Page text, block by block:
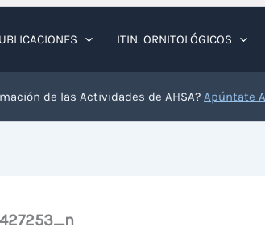
ITIN. ORNITOLÓGICOS
de las Actividades de AHSA? Apúntate